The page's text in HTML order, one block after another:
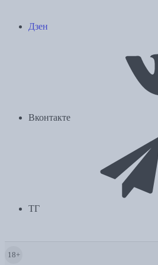
Дзен
Вконтакте
ТГ
18+